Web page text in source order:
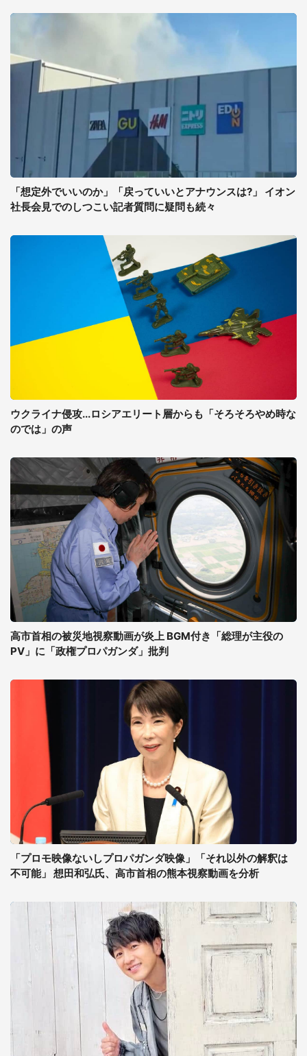
「想定外でいいのか」「戻っていいとアナウンスは?」 イオン
社長会見でのしつこい記者質問に疑問も続々
ウクライナ侵攻...ロシアエリート層からも「そろそろやめ時な
のでは」の声
高市首相の被災地視察動画が炎上 BGM付き「総理が主役の
PV」に「政権プロパガンダ」批判
「プロモ映像ないしプロパガンダ映像」「それ以外の解釈は
不可能」 想田和弘氏、高市首相の熊本視察動画を分析